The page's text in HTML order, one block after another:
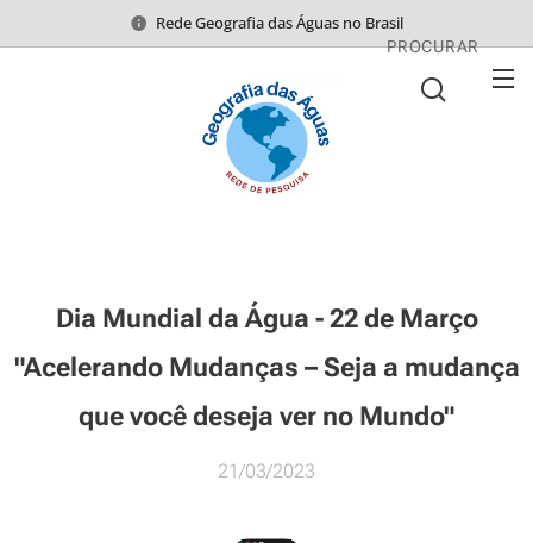
Rede Geografia das Águas no Brasil
PROCURAR
Dia Mundial da Água - 22 de Março
"Acelerando Mudanças – Seja a mudança
que você deseja ver no Mundo"
21/03/2023